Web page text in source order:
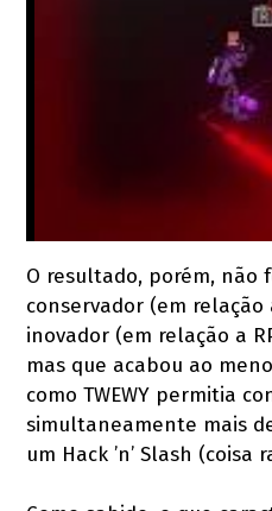
O resultado, porém, não
conservador (em relação
inovador (em relação a
mas que acabou ao
como TWEWY permitia
simultaneamente mais
um Hack ’n’ Slash (coisa